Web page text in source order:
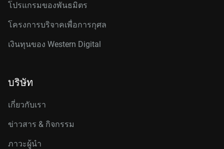
โปรแกรมของพันธมิตร
โครงการบริจาคเพื่อการกุศล
เงินทุนของ Western Digital
บริษัท
เกี่ยวกับเรา
ข่าวสาร & กิจกรรม
ภาวะผู้นำ